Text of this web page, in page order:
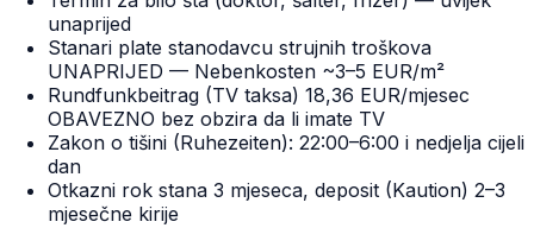
unaprijed
Stanari plate stanodavcu strujnih troškova
UNAPRIJED — Nebenkosten ~3–5 EUR/m²
Rundfunkbeitrag (TV taksa) 18,36 EUR/mjesec
OBAVEZNO bez obzira da li imate TV
Zakon o tišini (Ruhezeiten): 22:00–6:00 i nedjelja cijeli
dan
Otkazni rok stana 3 mjeseca, deposit (Kaution) 2–3
mjesečne kirije